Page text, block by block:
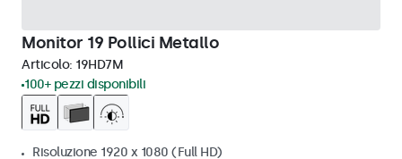
Monitor 19 Pollici Metallo
Articolo: 19HD7M
100+ pezzi disponibili
Risoluzione 1920 x 1080 (Full HD)